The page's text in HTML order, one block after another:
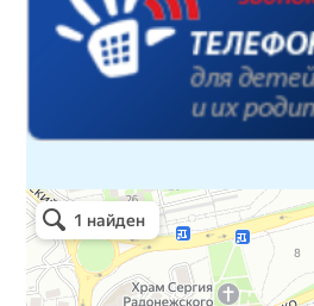
Детская библиотека № 14 Дружбы
Библиотека в Севастополе